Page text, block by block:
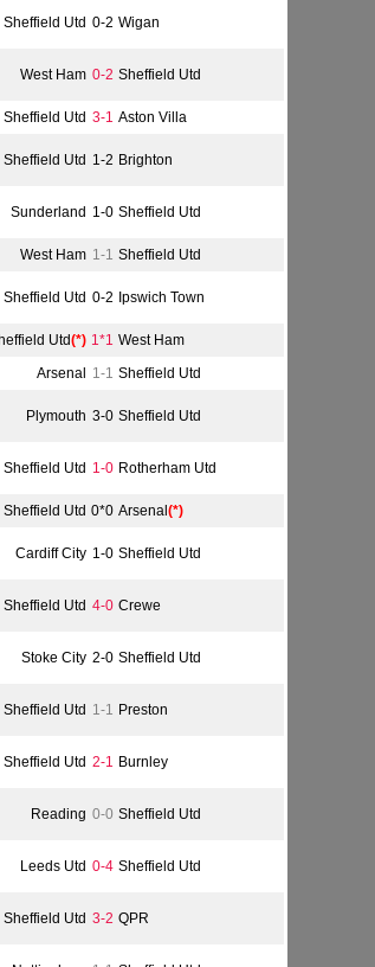
Sheffield Utd 0-2 Wigan
West Ham 0-2 Sheffield Utd
Sheffield Utd 3-1 Aston Villa
Sheffield Utd 1-2 Brighton
Sunderland 1-0 Sheffield Utd
West Ham 1-1 Sheffield Utd
Sheffield Utd 0-2 Ipswich Town
Utd(*) 1*1 West Ham
Arsenal 1-1 Sheffield Utd
Plymouth 3-0 Sheffield Utd
Sheffield Utd 1-0 Rotherham Utd
Sheffield Utd 0*0 Arsenal (*)
Cardiff City 1-0 Sheffield Utd
Sheffield Utd 4-0 Crewe
Stoke City 2-0 Sheffield Utd
Sheffield Utd 1-1 Preston
Sheffield Utd 2-1 Burnley
Reading 0-0 Sheffield Utd
Leeds Utd 0-4 Sheffield Utd
Sheffield Utd 3-2 QPR